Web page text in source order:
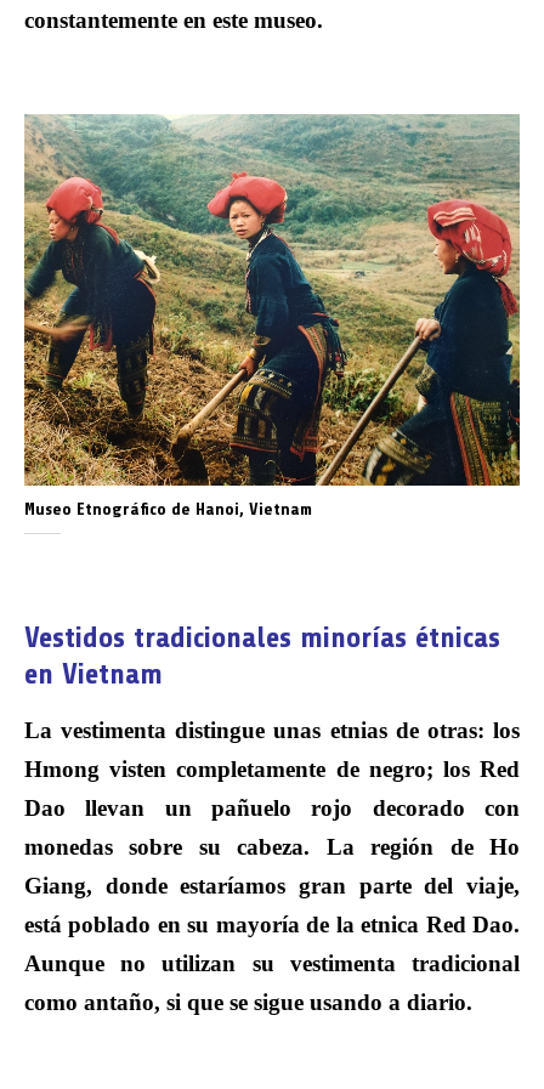
constantemente en este museo.
Museo Etnográfico de Hanoi, Vietnam
Vestidos tradicionales minorías étnicas
en Vietnam
La vestimenta distingue unas etnias de otras: los
Hmong visten completamente de negro; los Red
Dao llevan un pañuelo rojo decorado con
monedas sobre su cabeza. La región de Ho
Giang, donde estaríamos gran parte del viaje,
está poblado en su mayoría de la etnica Red Dao.
Aunque no utilizan su vestimenta tradicional
como antaño, si que se sigue usando a diario.